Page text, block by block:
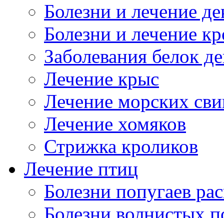
Болезни и лечение
Болезни и лечение
Заболевания белок
Лечение крыс
Лечение морских
Лечение хомяков
Стрижка кроликов
Лечение птиц
Болезни попугаев